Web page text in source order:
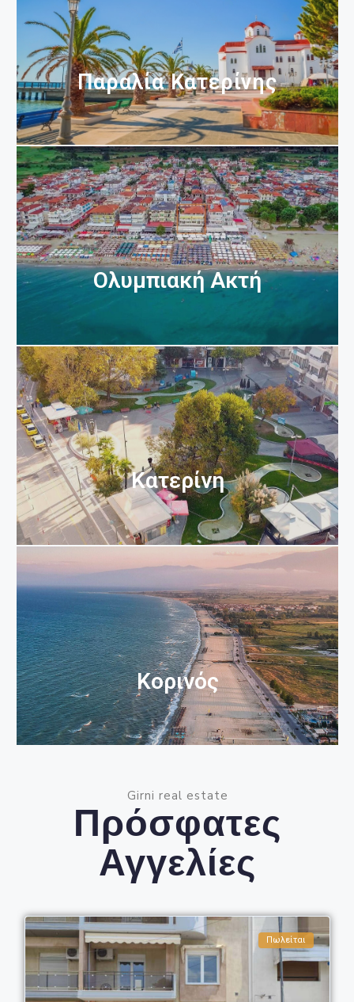
Παραλία Κατερίνης
Ολυμπιακή Ακτή
Κατερίνη
Κορινός
Girni real estate
Πρόσφατες
Αγγελίες
Πωλείται